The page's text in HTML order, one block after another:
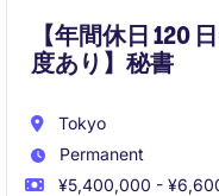
role.
【年間休日 120
度あり】秘書
Tokyo
Permanent
¥5,400,000 -